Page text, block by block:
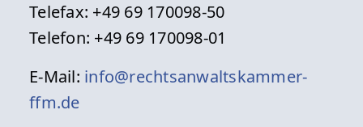
Telefax: +49 69 170098-50
Telefon: +49 69 170098-01
E-Mail: info@rechtsanwaltskammer-
ffm.de